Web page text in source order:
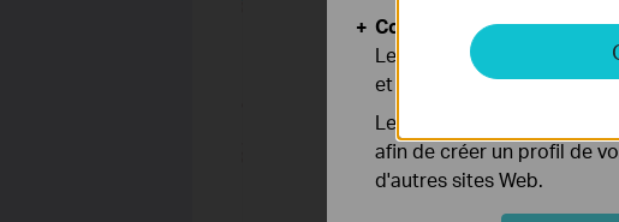
Cookies d'analyse et
Les cookies d'analyse
et ajuster les
Les cookies marketing
afin de créer un profil de
d'autres sites Web.